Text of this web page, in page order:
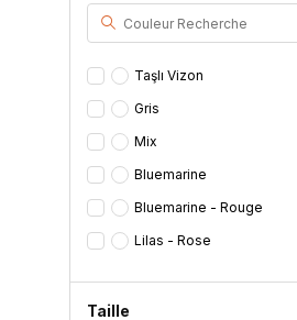
Sandale Antiderapant
Sandale-Sandallettes
Sandale Sabo / Medicale
Sandales D’Hiver
Taşlı Vizon
Gris
Mix
Bluemarine
Bluemarine - Rouge
Lilas - Rose
Taille